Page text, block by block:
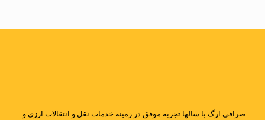
صرافی ارگ با سالها تجربه موفق در زمینه خدمات نقل و انتقالات ارزی و